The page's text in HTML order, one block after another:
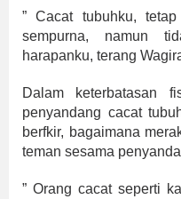
” Cacat tubuhku,
sempurna, namun
harapanku, terang
Dalam keterbatasan
penyandang cacat
berfkir, bagaimana
teman sesama
” Orang cacat seperti